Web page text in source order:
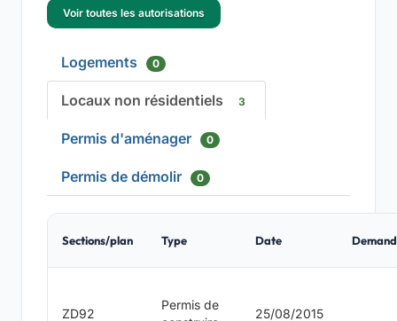
Voir toutes les autorisations
Logements 0
Locaux non résidentiels 3
Permis d'aménager 0
Permis de démolir 0
Sections/plan Type Date
ZD92
Permis de
25/08/2015